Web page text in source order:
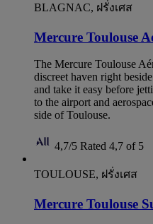
BLAGNAC, ฝรั่งเศส
Mercure Toulouse
The Mercure Toulouse
discreet haven right
and take it easy before
to the airport and
side of Toulouse.
4,7/5 Rated 4,7 of 5
TOULOUSE, ฝรั่งเศส
Mercure Toulouse